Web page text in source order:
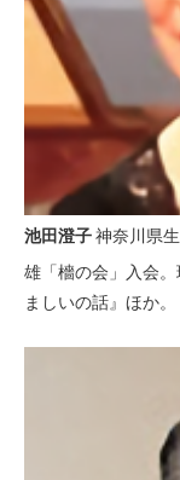
池田澄子神奈川県
雄「檣の会」入会
ましいの話』ほか。